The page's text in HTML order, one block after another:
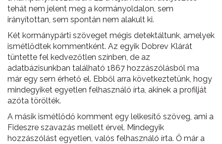
tehát nem jelent meg a kormányoldalon, sem
irányítottan, sem spontán nem alakult ki.
Két kormánypárti szöveget mégis detektáltunk, amelyek
ismétlődtek kommentként. Az egyik Dobrev Klárát
tüntette fel kedvezőtlen színben, de az
adatbázisunkban található 1867 hozzászólásból ma
már egy sem érhető el. Ebből arra következtetünk, hogy
mindegyiket egyetlen felhasználó írta, akinek a profilját
azóta törölték.
A másik ismétlődő komment egy lelkesítő szöveg, ami a
Fideszre szavazás mellett érvel. Mindegyik
hozzászólást egyetlen, valós felhasználó írta. Ő már a